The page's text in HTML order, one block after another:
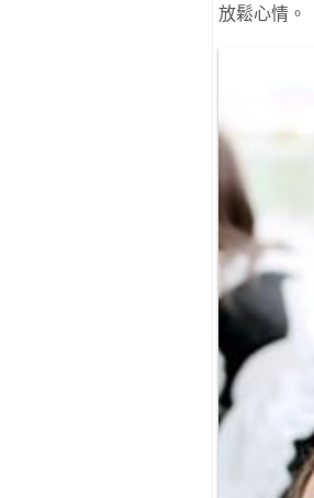
放鬆心情。